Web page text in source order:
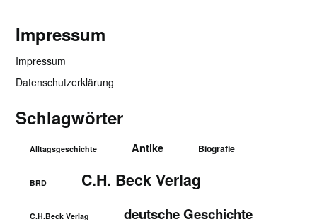
Impressum
Impressum
Datenschutzerklärung
Schlagwörter
Alltagsgeschichte Antike Biografie
BRD C.H. Beck Verlag
C.H.Beck Verlag deutsche Geschichte